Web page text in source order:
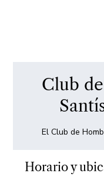
Club
El Club de
Horario y